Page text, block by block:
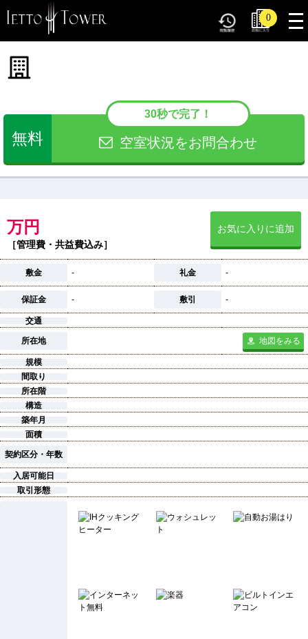
0
無料
30秒で完了！
空室状況をお問合わせ
万円
［管理費・共益費込み］
お気に入りに追加
敷金 - 礼金 -
保証金 - 敷引 -
交通
所在地 地図をみる
規模
間取り
所在階
構造
築年月
面積
契約区分・年数
入居可能日
取引形態